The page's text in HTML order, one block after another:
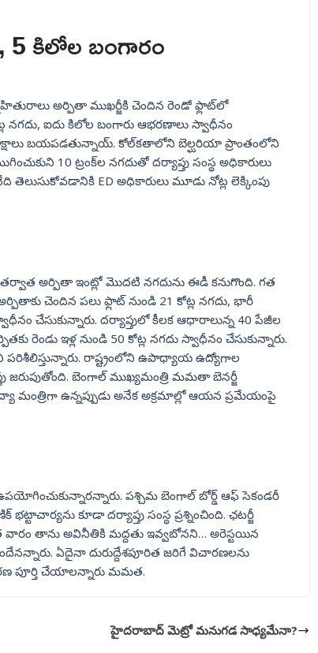
5 కిలోల బంగారం
అర్పితా ముఖర్జీకి చెందిన రెండో ఫ్లాట్‌లో
నగదు, ఐదు కిలోల బంగారు ఆభరణాలు స్వాధీనం
బయపడతున్నాయ్. కోల్‌కతాలోని బెల్ఘరియా ప్రాంతంలోని
10 ట్రంక్‌ల నగదుతో దర్యాప్తు సంస్థ అధికారులు
తెలుసుకోవడానికి ED అధికారులు మూడు నోట్ల లెక్కింపు
తర్వాత అర్పితా ఇంట్లో మొదటి నగదును ఈడీ కనుగొంది. గత
చెందిన పలు ఫ్లాట్ నుండి 21 కోట్ల నగదు, భారీ
చేసుకున్నారు. దర్యాప్తులో కీలక ఆధారాలున్న 40 పేజీల
రెండు ఇళ్ల నుండి 50 కోట్ల నగదు స్వాధీనం చేసుకున్నారు.
పరిశీలిస్తున్నారు. రాష్ట్రంలోని ఉపాధ్యాయ ఉద్యోగాల
జరుపుతోంది. బెంగాల్ ముఖ్యమంత్రి మమతా బెనర్జీ
మంత్రిగా ఉన్నప్పుడు అనేక అక్రమాల్లో ఆయన ప్రమేయంపై
పశ్చిమ బెంగాల్ బోర్డ్ ఆఫ్ సెకండరీ
కూడా దర్యాప్తు సంస్థ ప్రశ్నించింది. ఛటర్జీ
వారం తాను అవినీతికి మద్దతు ఇవ్వబోనని… అరెస్టయిన
ఏదైనా దురుద్దేశపూరిత జరిగే విచారణలను
పూర్తి చేయాలన్నారు మమత.
హైదరాబాద్ మెట్రో మనుగడ సాధ్యమేనా?